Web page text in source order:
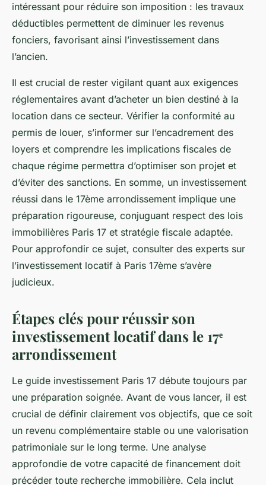
intéressant pour réduire son imposition : les travaux
déductibles permettent de diminuer les revenus
fonciers, favorisant ainsi l’investissement dans
l’ancien.
Il est crucial de rester vigilant quant aux exigences
réglementaires avant d’acheter un bien destiné à la
location dans ce secteur. Vérifier la conformité au
permis de louer, s’informer sur l’encadrement des
loyers et comprendre les implications fiscales de
chaque régime permettra d’optimiser son projet et
d’éviter des sanctions. En somme, un investissement
réussi dans le 17ème arrondissement implique une
préparation rigoureuse, conjuguant respect des lois
immobilières Paris 17 et stratégie fiscale adaptée.
Pour approfondir ce sujet, consulter des experts sur
l’investissement locatif à Paris 17ème s’avère
judicieux.
Étapes clés pour réussir son
investissement locatif dans le 17ᵉ
arrondissement
Le guide investissement Paris 17 débute toujours par
une préparation soignée. Avant de vous lancer, il est
crucial de définir clairement vos objectifs, que ce soit
un revenu complémentaire stable ou une valorisation
patrimoniale sur le long terme. Une analyse
approfondie de votre capacité de financement doit
précéder toute recherche immobilière. Cela inclut